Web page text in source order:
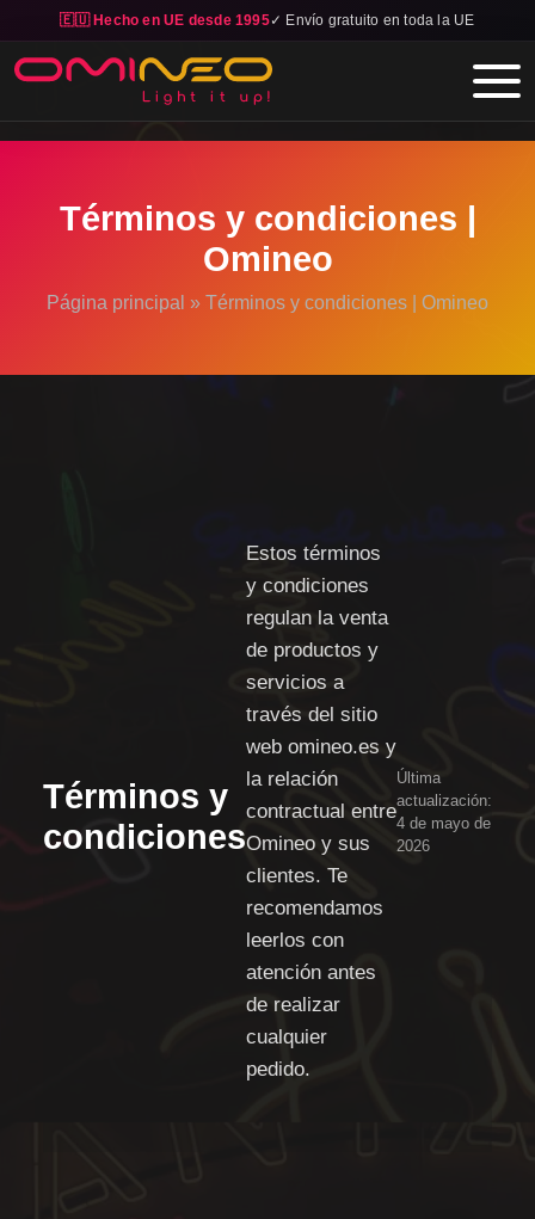
🇪🇺 Hecho en UE desde 1995✓ Envío gratuito en toda la UE
Skip to main content
Términos y condiciones |
Omineo
Página principal » Términos y condiciones | Omineo
Términos y
condiciones
Estos términos
y condiciones
regulan la venta
de productos y
servicios a
través del sitio
web omineo.es y
la relación
contractual entre
Omineo y sus
clientes. Te
recomendamos
leerlos con
atención antes
de realizar
cualquier
pedido.
Última
actualización:
4 de mayo de
2026